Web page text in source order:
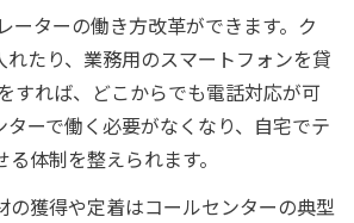
ーターの働き方改革ができます。ク
れたり、業務用のスマートフォンを貸
すれば、どこからでも電話対応が可
ーで働く必要がなくなり、自宅でテ
体制を整えられます。
の獲得や定着はコールセンターの典型